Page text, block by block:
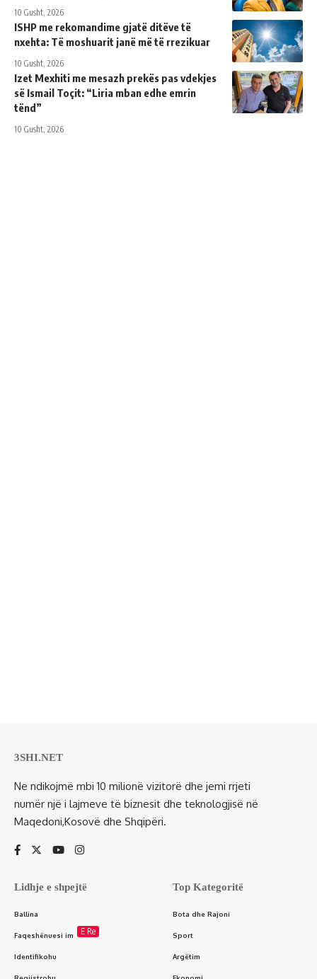
10 Gusht, 2026
ISHP me rekomandime gjatë ditëve të
nxehta: Të moshuarit janë më të rrezikuar
10 Gusht, 2026
Izet Mexhiti me mesazh prekës pas vdekjes
së Ismail Toçit: “Liria mban edhe emrin
tënd”
10 Gusht, 2026
3SHI.NET
Ne ndikojmë mbi 10 milionë vizitorë dhe jemi rrjeti
numër një i lajmeve të biznesit dhe teknologjisë në
Maqedoni,Kosovë dhe Shqipëri.
Lidhje e shpejtë
Ballina
Faqeshënuesi im E Re
Identifikohu
Top Kategoritë
Bota dhe Rajoni
Sport
Argëtim